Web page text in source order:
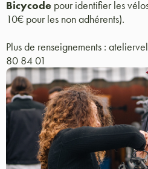
Bicycode pour identifier les
10€ pour les non adhérents).
Plus de renseignements :
80 84 01